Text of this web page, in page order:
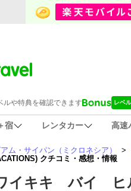
宿 レンタカー 高速
ム・サイパン（ミクロネシア） >
クチコミ・感想・情報
イキキ バイ ヒ